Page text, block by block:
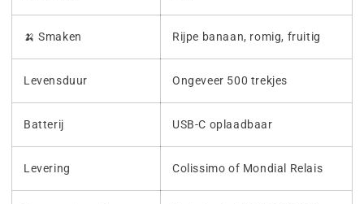
🍌 Smaken Rijpe banaan, romig, fruitig
Levensduur Ongeveer 500 trekjes
Batterij USB-C oplaadbaar
Levering Colissimo of Mondial Relais